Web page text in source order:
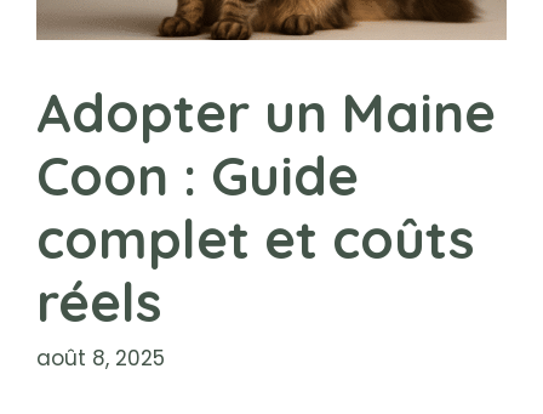
Adopter un Maine
Coon : Guide
complet et coûts
réels
août 8, 2025